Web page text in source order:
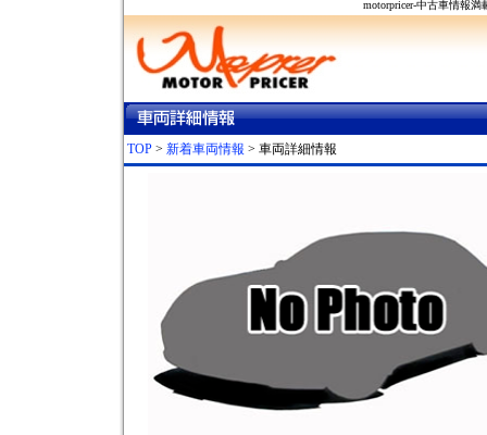
motorpricer-中古車情報
TOP > 新着車両情報 > 車両詳細情報